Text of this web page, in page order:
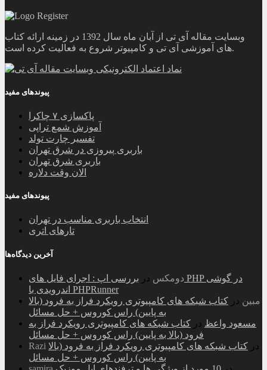
وبسایت مقاله آی تی از آبان ماه سال 1392 در زمینه ارائه کتاب
های آموزشی آی تی و کامپیوتر شروع به فعالیت کرده است.
پیوندهای مفید
پاکسازی ۷ چاکرا
آموزش شمع تراپی
تفسیر چارت تولد
باربری پیروزی در شرق تهران
باربری شرق تهران
الان وقت دلاره
پیوندهای مفید
انتخاب باربری مناسب در تهران
تارهای اتری
آخرین دیدگاه‌ها
دومکس در بررسی اپ : اجرای فایل های PHP در گوشی
اندرویدی با PHPRunner
مبین در کتاب شبکه های کامپیوتری رویکرد فراز به فرود (بالا
به پایین) راس کوروس + حل مسائل
مسعود واعظ در کتاب شبکه های کامپیوتری رویکرد فراز به
فرود (بالا به پایین) راس کوروس + حل مسائل
Razi
در کتاب شبکه های کامپیوتری رویکرد فراز به فرود (بالا
به پایین) راس کوروس + حل مسائل